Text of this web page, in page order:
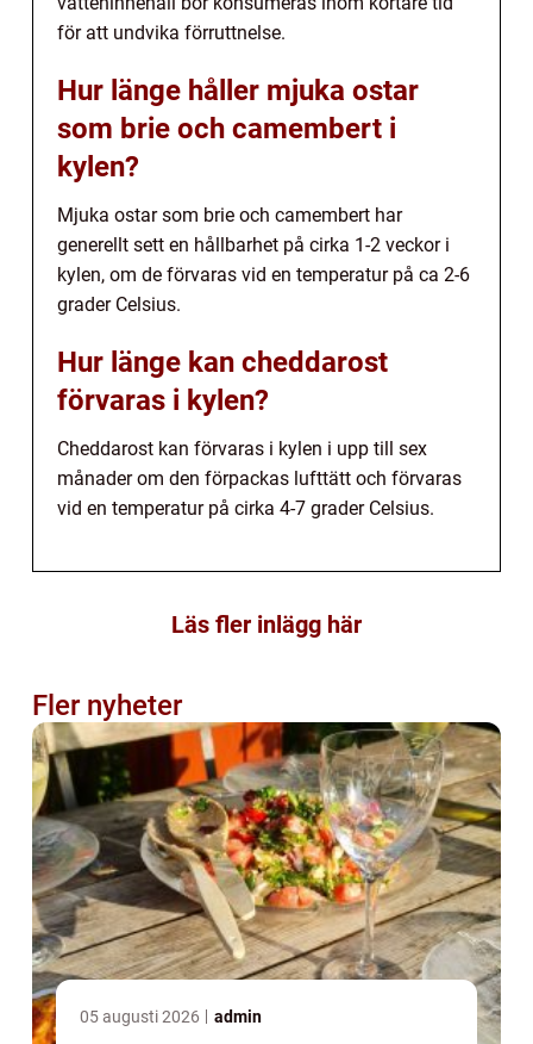
för att undvika förruttnelse.
Hur länge håller mjuka ostar
som brie och camembert i
kylen?
Mjuka ostar som brie och camembert har
generellt sett en hållbarhet på cirka 1-2 veckor i
kylen, om de förvaras vid en temperatur på ca 2-6
grader Celsius.
Hur länge kan cheddarost
förvaras i kylen?
Cheddarost kan förvaras i kylen i upp till sex
månader om den förpackas lufttätt och förvaras
vid en temperatur på cirka 4-7 grader Celsius.
Läs fler inlägg här
Fler nyheter
05 augusti 2026 admin